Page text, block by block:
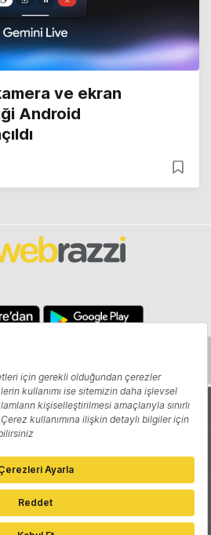
ve ekran
Android
Yazarlar
Reklam